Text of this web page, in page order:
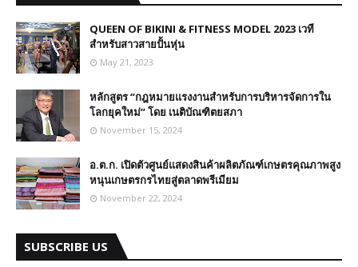
QUEEN OF BIKINI & FITNESS MODEL 2023 เวที
สำหรับสาวสายปั้นหุ่น
May 21, 2023
หลักสูตร “กฎหมายแรงงานสำหรับการบริหารจัดการใน
โลกยุคใหม่” โดย เนติบัณฑิตยสภา
November 15, 2024
อ.ต.ก. เปิดตัวศูนย์แสดงสินค้าผลิตภัณฑ์เกษตรคุณภาพสูง
หนุนเกษตรกรไทยสู่ตลาดพรีเมียม
November 22, 2024
SUBSCRIBE US